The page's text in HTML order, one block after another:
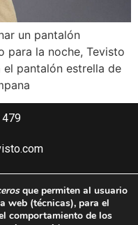
un pantalón
para la noche, Tevisto
el pantalón estrella de
que permiten al usuario
web (técnicas), para el
comportamiento de los